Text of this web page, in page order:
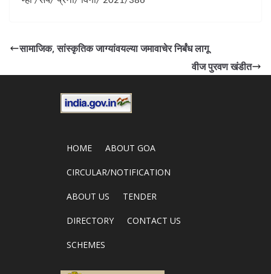
सामाजिक, सांस्कृतिक जाग्यांवयल्या जमावाचेर निर्बंध लागू
वीज पुरवण खंडीत
HOME ABOUT GOA
CIRCULAR/NOTIFICATION
ABOUT US TENDER
DIRECTORY CONTACT US
SCHEMES